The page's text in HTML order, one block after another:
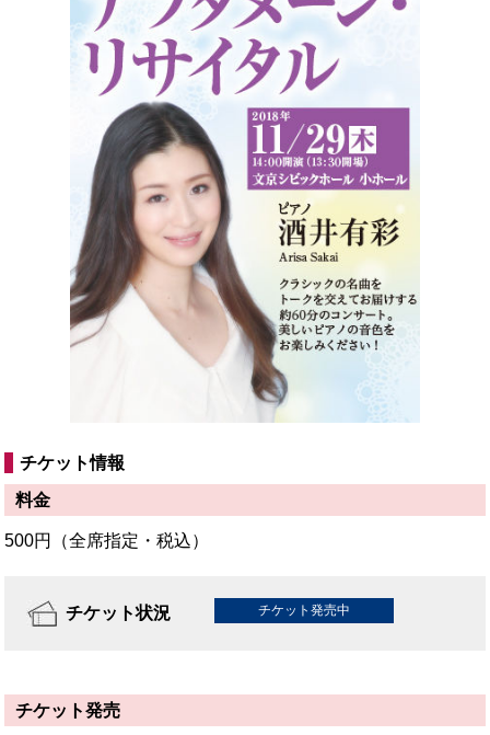
チケット情報
料金
500円（全席指定・税込）
チケット状況 チケット発売中
チケット発売